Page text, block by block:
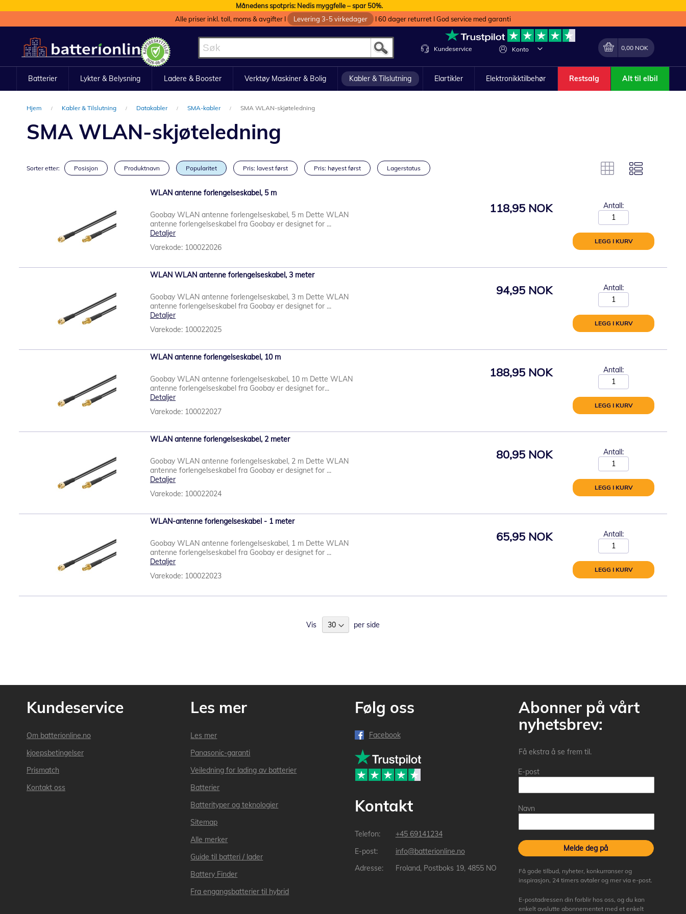
Månedens spotpris: Nedis myggfelle – spar 50%.
Alle priser inkl. toll, moms & avgifter I
Levering 3-5 virkedager I 60 dager returret I God service med garanti
til
innhold
Konto Endring
Min handlekurv
0,00 NOK
Kundeservice
Batterier Lykter & Belysning Ladere & Booster Verktøy Maskiner & Bolig Kabler & Tilslutning Elartikler Elektronikktilbehør Restsalg Alt til elbil
Hjem Kabler & Tilslutning Datakabler SMA-kabler SMA WLAN-skjøteledning
SMA WLAN-skjøteledning
Sorter etter: Posisjon Produktnavn Popularitet Pris: lavest først Pris: høyest først Lagerstatus
WLAN antenne forlengelseskabel, 5 m
Goobay WLAN antenne forlengelseskabel, 5 m Dette WLAN
antenne forlengelseskabel fra Goobay er designet for ...
Detaljer
Varekode: 100022026
118,95 NOK Antall:
LEGG I KURV
WLAN WLAN antenne forlengelseskabel, 3 meter
Goobay WLAN antenne forlengelseskabel, 3 m Dette WLAN
antenne forlengelseskabel fra Goobay er designet for ...
Detaljer
Varekode: 100022025
94,95 NOK Antall:
LEGG I KURV
WLAN antenne forlengelseskabel, 10 m
Goobay WLAN antenne forlengelseskabel, 10 m Dette WLAN
antenne forlengelseskabel fra Goobay er designet for...
Detaljer
Varekode: 100022027
188,95 NOK Antall:
LEGG I KURV
WLAN antenne forlengelseskabel, 2 meter
Goobay WLAN antenne forlengelseskabel, 2 m Dette WLAN
antenne forlengelseskabel fra Goobay er designet for ...
Detaljer
Varekode: 100022024
80,95 NOK Antall:
LEGG I KURV
WLAN-antenne forlengelseskabel - 1 meter
Goobay WLAN antenne forlengelseskabel, 1 m Dette WLAN
antenne forlengelseskabel fra Goobay er designet for ...
Detaljer
Varekode: 100022023
65,95 NOK Antall:
LEGG I KURV
Vis per side
Kundeservice
Om batterionline.no
kjoepsbetingelser
Prismatch
Kontakt oss
Les mer
Les mer
Panasonic-garanti
Veiledning for lading av batterier
Batterier
Batterityper og teknologier
Sitemap
Alle merker
Guide til batteri / lader
Battery Finder
Fra engangsbatterier til hybrid
Følg oss
Facebook
Kontakt
+45 69141234
info@batterionline.no
Froland, Postboks 19, 4855 NO
Abonner på vårt
nyhetsbrev:
Få ekstra å se frem til.
E-post
Navn
Melde deg på
Få gode tilbud, nyheter, konkurranser og
inspirasjon, 24 timers avtaler og mer via e-post.
E-postadressen din forblir hos oss, og du kan
enkelt avslutte abonnementet med et enkelt